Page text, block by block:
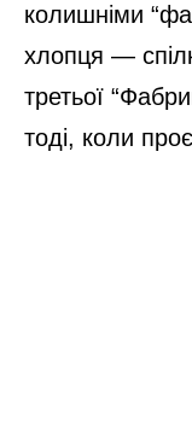
колишніми
хлопця —
третьої
тоді, коли